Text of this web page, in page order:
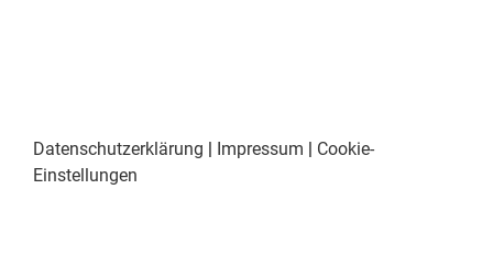
Datenschutzerklärung | Impressum | Cookie-
Einstellungen